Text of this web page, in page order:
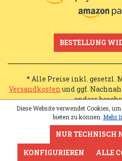
BESTELLUNG
* Alle Preise inkl. gesetzl.
Versandkosten und ggf.
anders
Diese Website verwendet Cookies,
bieten zu können. Mehr
NUR TECHNISCH
KONFIGURIEREN
ALLE